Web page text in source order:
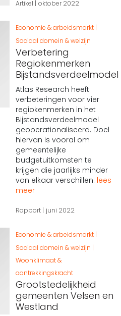
Artikel oktober 2022
Economie & arbeidsmarkt
Sociaal domein & welzijn
Verbetering
Regiokenmerken
Bijstandsverdeelmodel
Atlas Research heeft
verbeteringen voor vier
regiokenmerken in het
Bijstandsverdeelmodel
geoperationaliseerd. Doel
hiervan is vooral om
gemeentelijke
budgetuitkomsten te
krijgen die jaarlijks minder
van elkaar verschillen. lees
meer
Rapport juni 2022
Economie & arbeidsmarkt
Sociaal domein & welzijn
Woonklimaat &
aantrekkingskracht
Grootstedelijkheid
gemeenten Velsen en
Westland